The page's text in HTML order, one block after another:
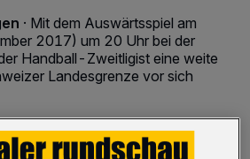
· Mit dem Auswärtsspiel am
2017) um 20 Uhr bei der
Handball-Zweitligist eine weite
Landesgrenze vor sich